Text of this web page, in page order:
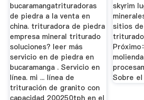
bucaramangatrituradoras
de piedra a la venta en
china. trituradora de piedra
empresa mineral triturado
soluciones? leer más
servicio en de piedra en
bucaramanga . Servicio en
línea. mi ... línea de
trituración de granito con
capacidad 200250tph en el
skyrim
sitios
Sobre